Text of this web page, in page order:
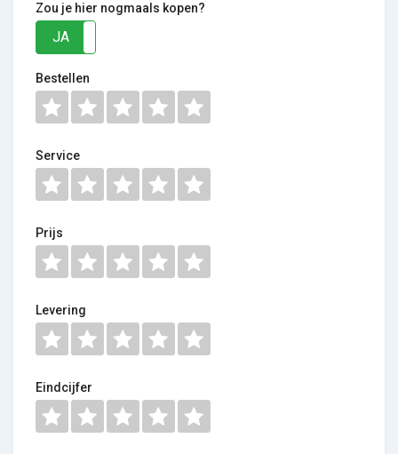
Zou je hier nogmaals kopen?
JA
Bestellen
Service
Prijs
Levering
Eindcijfer